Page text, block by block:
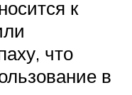
к
что
в